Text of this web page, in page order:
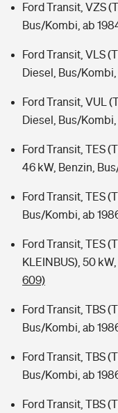
Ford Transit, VZS
Bus/Kombi, ab
Ford Transit, VLS
Diesel, Bus/Kombi,
Ford Transit, VUL
Diesel, Bus/Kombi,
Ford Transit, TES
46 kW, Benzin,
Ford Transit, TES
Bus/Kombi, ab
Ford Transit, TES
KLEINBUS), 50
609)
Ford Transit, TBS
Bus/Kombi, ab
Ford Transit, TBS
Bus/Kombi, ab
Ford Transit, TBS